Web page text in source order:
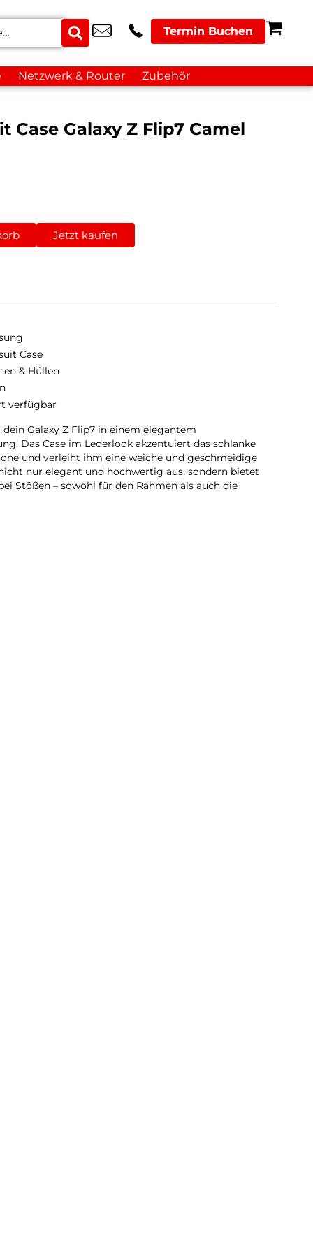
Termin Buchen
Netzwerk & Router Zubehör
Case Galaxy Z Flip7 Camel
Jetzt kaufen
Case
& Hüllen
verfügbar
Galaxy Z Flip7 in einem elegantem
Das Case im Lederlook akzentuiert das schlanke
und verleiht ihm eine weiche und geschmeidige
nur elegant und hochwertig aus, sondern bietet
Stößen – sowohl für den Rahmen als auch die